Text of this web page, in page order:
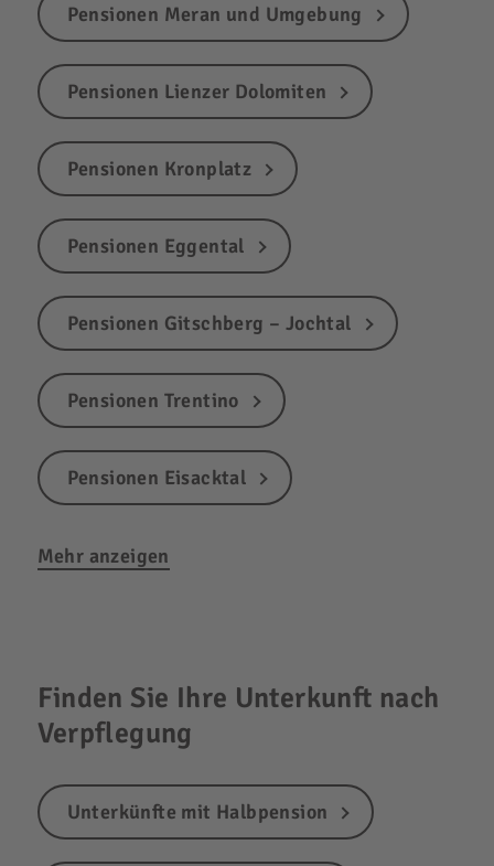
Pensionen Meran und Umgebung
Pensionen Lienzer Dolomiten
Pensionen Kronplatz
Pensionen Eggental
Pensionen Gitschberg – Jochtal
Pensionen Trentino
Pensionen Eisacktal
Mehr anzeigen
Finden Sie Ihre Unterkunft nach
Verpflegung
Unterkünfte mit Halbpension